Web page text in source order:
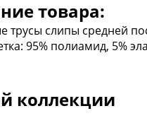
товара:
трусы слипы средней
95% полиамид, 5%
коллекции